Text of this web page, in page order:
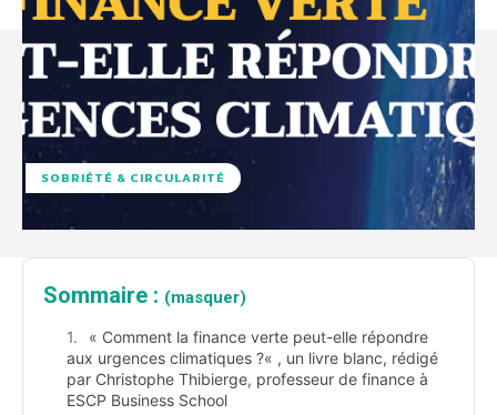
SOBRIÉTÉ & CIRCULARITÉ
Sommaire : (masquer)
« Comment la finance verte peut-elle répondre
aux urgences climatiques ?« , un livre blanc, rédigé
par Christophe Thibierge, professeur de finance à
ESCP Business School